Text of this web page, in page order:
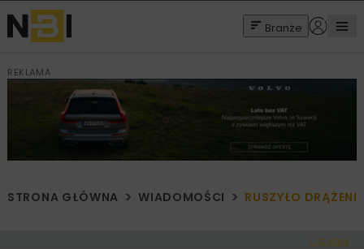
Branże
REKLAMA
STRONA GŁÓWNA WIADOMOŚCI RUSZYŁO
< Cofnij